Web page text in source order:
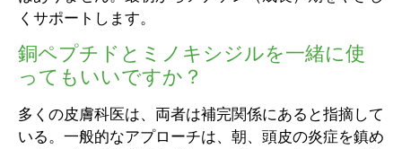
くサポートします。
銅ペプチドとミノキシジルを一緒に使
ってもいいですか？
多くの皮膚科医は、両者は補完関係にあると指摘して
いる。一般的なアプローチは、朝、頭皮の炎症を鎮め